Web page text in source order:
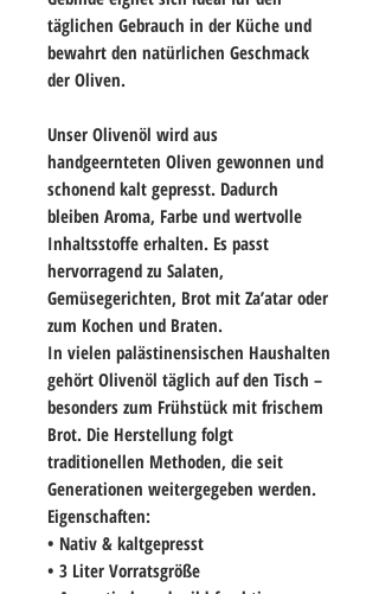
täglichen Gebrauch in der Küche und
bewahrt den natürlichen Geschmack
der Oliven.
Unser Olivenöl wird aus
handgeernteten Oliven gewonnen und
schonend kalt gepresst. Dadurch
bleiben Aroma, Farbe und wertvolle
Inhaltsstoffe erhalten. Es passt
hervorragend zu Salaten,
Gemüsegerichten, Brot mit Za’atar oder
zum Kochen und Braten.
In vielen palästinensischen Haushalten
gehört Olivenöl täglich auf den Tisch –
besonders zum Frühstück mit frischem
Brot. Die Herstellung folgt
traditionellen Methoden, die seit
Generationen weitergegeben werden.
Eigenschaften:
• Nativ & kaltgepresst
• 3 Liter Vorratsgröße